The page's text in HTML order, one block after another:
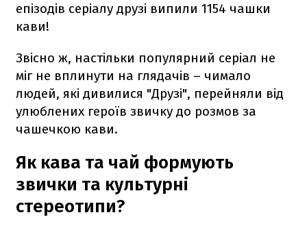
епізодів серіалу друзі випили 1154 чашки
кави!
Звісно ж, настільки популярний серіал не
міг не вплинути на глядачів – чимало
людей, які дивилися "Друзі", перейняли від
улюблених героїв звичку до розмов за
чашечкою кави.
Як кава та чай формують
звички та культурні
стереотипи?